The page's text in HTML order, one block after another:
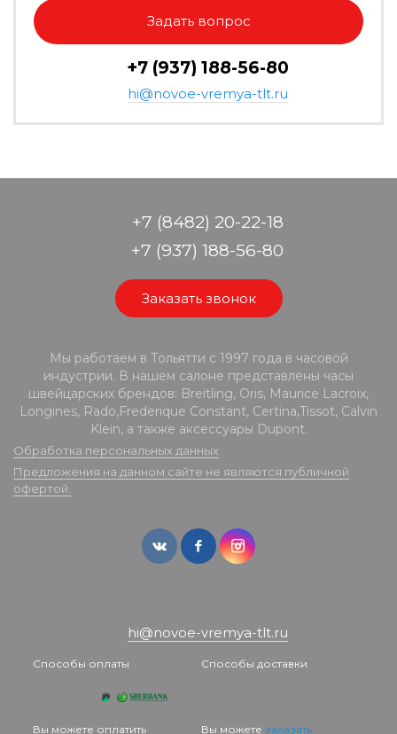
Задать вопрос
+7 (937) 188-56-80
hi@novoe-vremya-tlt.ru
+7 (8482) 20-22-18
+7 (937) 188-56-80
Заказать звонок
Мы работаем в Тольятти с 1997 года в часовой
индустрии. В нашем салоне представлены часы
швейцарских брендов: Breitling, Oris, Maurice Lacroix,
Longines, Rado,Frederique Constant, Certina,Tissot, Calvin
Klein, а также аксессуары Dupont.
Обработка персональных данных
Предложения на данном сайте не являются публичной
офертой.
hi@novoe-vremya-tlt.ru
Способы оплаты
Вы можете оплатить
Способы доставки
Вы можете заказать